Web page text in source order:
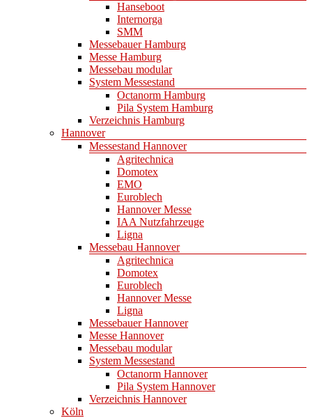
Hanseboot
Internorga
SMM
Messebauer Hamburg
Messe Hamburg
Messebau modular
System Messestand
Octanorm Hamburg
Pila System Hamburg
Verzeichnis Hamburg
Hannover
Messestand Hannover
Agritechnica
Domotex
EMO
Euroblech
Hannover Messe
IAA Nutzfahrzeuge
Ligna
Messebau Hannover
Agritechnica
Domotex
Euroblech
Hannover Messe
Ligna
Messebauer Hannover
Messe Hannover
Messebau modular
System Messestand
Octanorm Hannover
Pila System Hannover
Verzeichnis Hannover
Köln